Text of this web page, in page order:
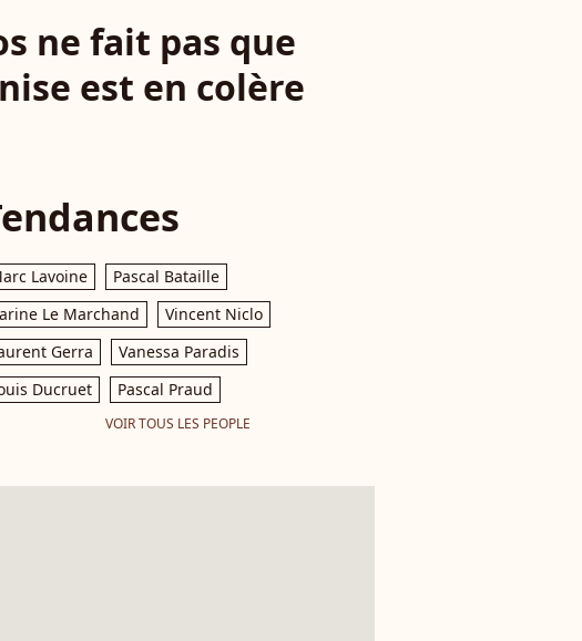
ne fait pas que
est en colère
Lavoine
Pascal Bataille
Le Marchand
Vincent Niclo
Gerra
Vanessa Paradis
Ducruet
Pascal Praud
VOIR TOUS LES PEOPLE